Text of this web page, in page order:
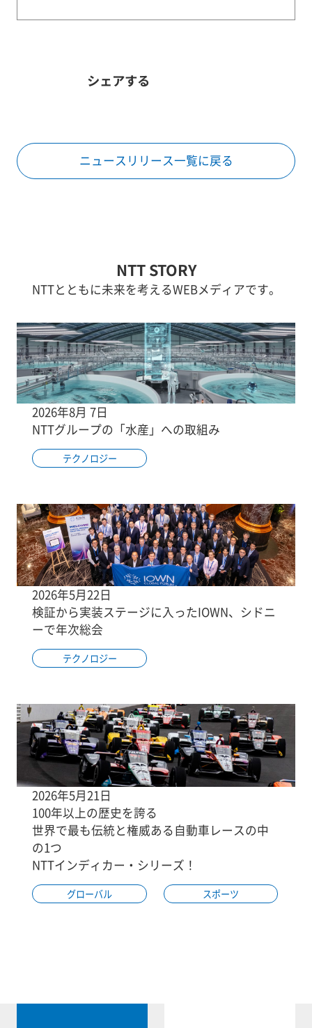
シェアする
ニュースリリース一覧に戻る
NTT STORY
NTTとともに未来を考えるWEBメディアです。
2026年8月 7日
NTTグループの「水産」への取組み
テクノロジー
2026年5月22日
検証から実装ステージに入ったIOWN、シドニ
ーで年次総会
テクノロジー
2026年5月21日
100年以上の歴史を誇る
世界で最も伝統と権威ある自動車レースの中
の1つ
NTTインディカー・シリーズ！
グローバル スポーツ